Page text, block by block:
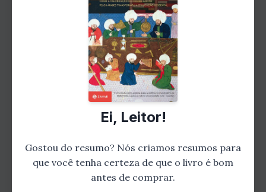
sabedoria oculta. Uma organização secreta
está disposta a tudo para impedir que os
segredos da Casa da Sabedoria sejam
revelados ao mundo. Intrigas, perseguições e
traições fazem parte do jogo enquanto Robert
luta para proteger seu conhecimento e
desvendar a verdade por trás dessa
Capítulo 4: A Jornada Épica
Ei, Leitor!
Gostou do resumo? Nós criamos resumos para
que você tenha certeza de que o livro é bom
antes de comprar.